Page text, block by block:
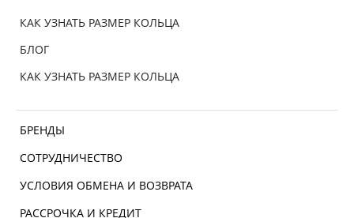
КАК УЗНАТЬ РАЗМЕР КОЛЬЦА
БЛОГ
КАК УЗНАТЬ РАЗМЕР КОЛЬЦА
БРЕНДЫ
СОТРУДНИЧЕСТВО
УСЛОВИЯ ОБМЕНА И ВОЗВРАТА
РАССРОЧКА И КРЕДИТ